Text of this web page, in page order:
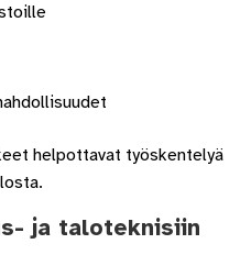
helpottavat työskentelyä
ja taloteknisiin